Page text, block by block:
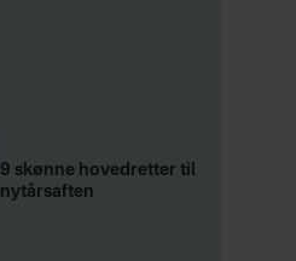
9 skønne hovedretter til
nytårsaften